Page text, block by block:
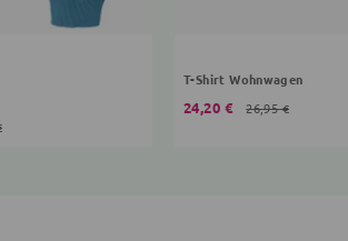
T-Shirt Wohnwagen
24,20 € 26,95 €